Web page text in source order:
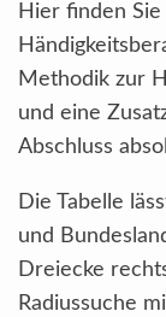
Hier finden
Methodik zur
und eine
Abschluss
Die Tabelle
und
Dreiecke
Radiussuche